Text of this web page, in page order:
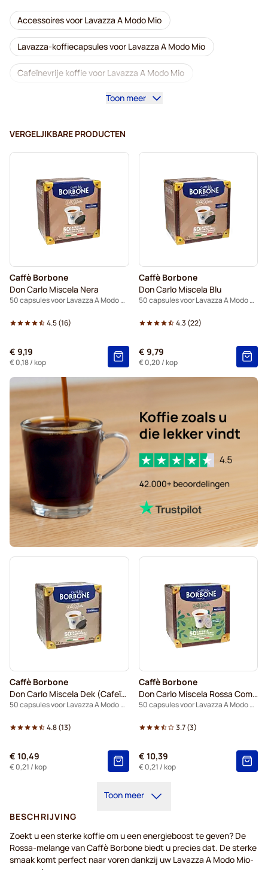
Accessoires voor Lavazza A Modo Mio
Lavazza-koffiecapsules voor Lavazza A Modo Mio
Cafeïnevrije koffie voor Lavazza A Modo Mio
Gimoka-koffiecapsules voor Lavazza A Modo Mio
Capsules voor Lavazza A Modo Mio
Voor Lavazza A Modo Mio
Toon meer
VERGELJIKBARE PRODUCTEN
Caffè Borbone
Don Carlo Miscela Nera
50 capsules voor Lavazza A Modo Mio
4.5(16)
€ 9,19
€ 0,18/ kop
Caffè Borbone
Don Carlo Miscela Blu
50 capsules voor Lavazza A Modo Mio
4.3 (22)
€ 9,79
€ 0,20 / kop
Caffè Borbone
Don Carlo Miscela Dek (Cafeïnevrij)
50 capsules voor Lavazza A Modo Mio
4.8(13)
€ 10,49
€ 0,21 / kop
Caffè Borbone
Don Carlo Miscela Rossa Composteerbaar
50 capsules voor Lavazza A Modo Mio
3.7(3)
€ 10,39
€ 0,21 / kop
Toon meer
BESCHRIJVING
Zoekt u een sterke koffie om u een energieboost te geven? De
Rossa-melange van Caffè Borbone biedt u precies dat. De sterke
smaak komt perfect naar voren dankzij uw Lavazza A Modo Mio-